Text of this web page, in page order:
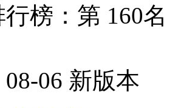
榜： 第 160名
06 新版本